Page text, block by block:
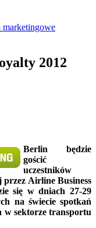
marketingowe
2012
Berlin będzie
gościć
uczestników
Airline Business
się w dniach 27-29
na świecie spotkań
w sektorze transportu